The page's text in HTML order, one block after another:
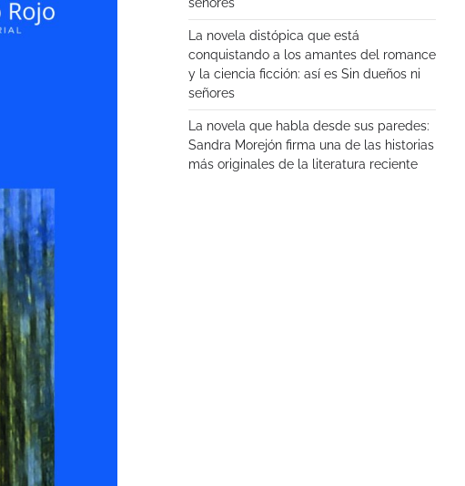
La novela distópica que está
conquistando a los amantes del romance
y la ciencia ficción: así es Sin dueños ni
señores
La novela que habla desde sus paredes:
Sandra Morejón firma una de las historias
más originales de la literatura reciente